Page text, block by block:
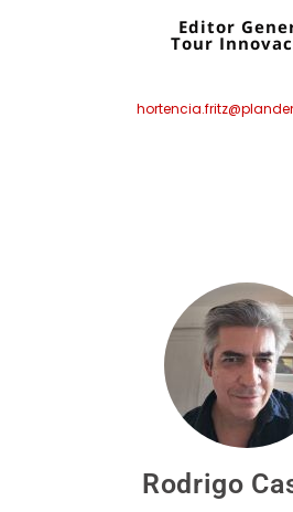
Editor
Tour
Rodrigo